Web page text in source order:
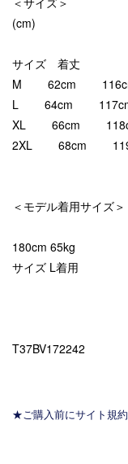
(cm)
サイズ 着
M 62cm
L 64cm
XL 66cm
2XL 68cm
＜モデル着用サイズ＞
180cm 65kg
サイズ L着用
T37BV172242
★ご購入前にサイト規